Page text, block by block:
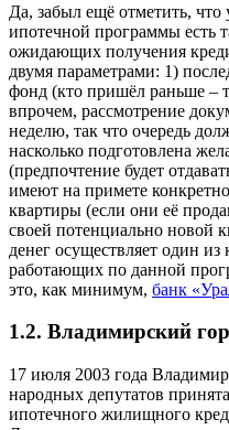
Да, забыл ещё отметить,
ипотечной программы есть
ожидающих получения
двумя параметрами: 1)
фонд (кто пришёл раньше –
впрочем, рассмотрение
неделю, так что очередь
насколько подготовлена
(предпочтение будет
имеют на примете
квартиры (если они её
своей потенциально новой
денег осуществляет один из
работающих по данной
это, как минимум, банк
1.2. Владимирский
17 июля 2003 года
народных депутатов
ипотечного жилищного